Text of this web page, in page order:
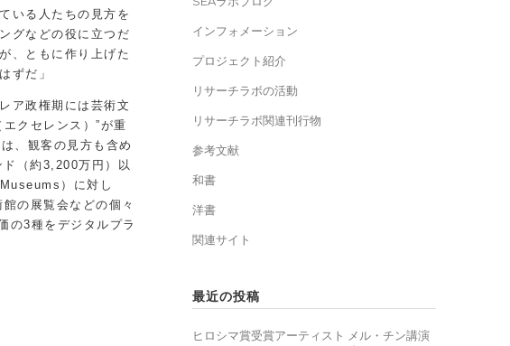
いる人たちの見方を
グなどの役に立つだ
、ともに作り上げた
ずだ」
ア政権期には芸術文
クセレンス）”が重
、観客の見方も含め
（約3,200万円）以
）に対し
の展覧会などの個々
の3種をデジタルプラ
インフォメーション
プロジェクト紹介
リサーチラボの活動
リサーチラボ関連刊行物
参考文献
和書
洋書
関連サイト
最近の投稿
ヒロシマ賞受賞アーティスト メル・チン講演